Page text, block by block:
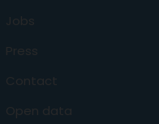
Jobs
Press
Contact
Open data